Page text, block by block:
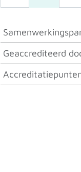
Geaccrediteerd